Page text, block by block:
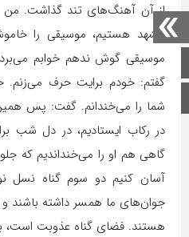
صفحه اصلی
اینستاگرام
از آن آهنگ‌های تند گذاشت. من
مشهد هستیم، موسیقی را
موسیقی گوش ندهم خوابم
گفتم: خودم برایت حرف
شما را می‌خندانم. گفت: پس
در رکاب ایستادیم، در دل شب
گاهی هم او را می‌خنداندیم که
آسان کنیم دو سوم گناه نسل
جوان‌های ما همسر داشته باشند و
هستند. فضای گناه عذوبت است،